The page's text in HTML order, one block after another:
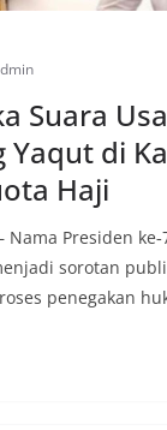
Suara
Yaqut di
Haji
Presiden
sorotan
penegakan